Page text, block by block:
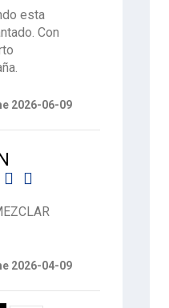
esta
Con
2026-06-09
 
2026-04-09